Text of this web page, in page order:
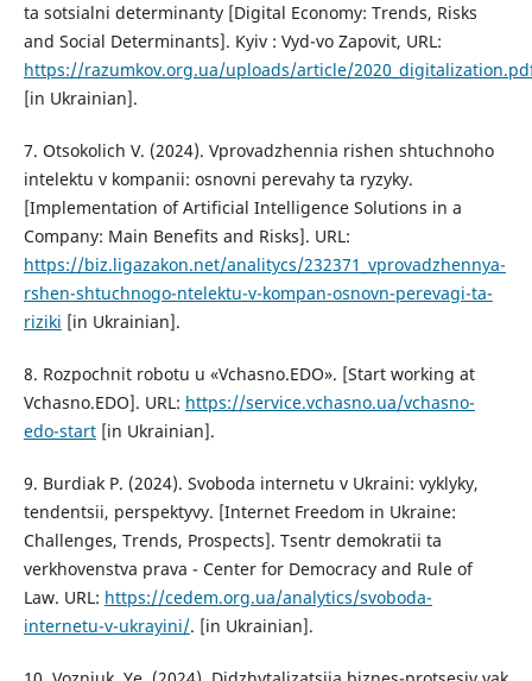
ta sotsialni determinanty [Digital Economy: Trends, Risks
and Social Determinants]. Kyiv : Vyd-vo Zapovit, URL:
https://razumkov.org.ua/uploads/article/
[in Ukrainian].
7. Otsokolich V. (2024). Vprovadzhennia rishen shtuchnoho
intelektu v kompanii: osnovni perevahy ta ryzyky.
[Implementation of Artificial Intelligence Solutions in a
Company: Main Benefits and Risks]. URL:
https://biz.ligazakon.net/analitycs/232371_vprovadzhennya-
rshen-shtuchnogo-ntelektu-v-kompan-osnovn-perevagi-ta-
riziki [in Ukrainian].
8. Rozpochnit robotu u «Vchasno.EDO». [Start working at
Vchasno.EDO]. URL: https://service.vchasno.ua/vchasno-
edo-start[in Ukrainian].
9. Burdiak P. (2024). Svoboda internetu v Ukraini: vyklyky,
tendentsii, perspektyvy. [Internet Freedom in Ukraine:
Challenges, Trends, Prospects]. Tsentr demokratii ta
verkhovenstva prava - Center for Democracy and Rule of
Law. URL: https://cedem.org.ua/analytics/svoboda-
internetu-v-ukrayini/. [in Ukrainian].